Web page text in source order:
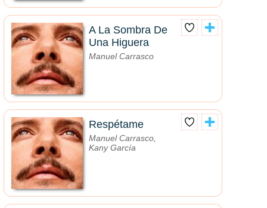
A La Sombra De
Una Higuera
Manuel Carrasco
Respétame
Manuel Carrasco,
Kany García